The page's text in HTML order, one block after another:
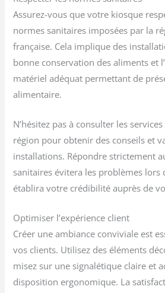
Assurez-vous que votre kiosque
normes sanitaires imposées par la
française. Cela implique des
bonne conservation des aliments et
matériel adéquat permettant de
alimentaire.
N’hésitez pas à consulter les
région pour obtenir des conseils et
installations. Répondre strictement
sanitaires évitera les problèmes lors
établira votre crédibilité auprès de
Optimiser l’expérience client
Créer une ambiance conviviale est
vos clients. Utilisez des éléments
misez sur une signalétique claire et
disposition ergonomique. La